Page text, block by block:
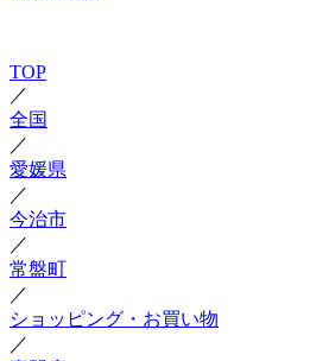
TOP
／
全国
／
愛媛県
／
今治市
／
常盤町
／
ショッピング・お買い物
／